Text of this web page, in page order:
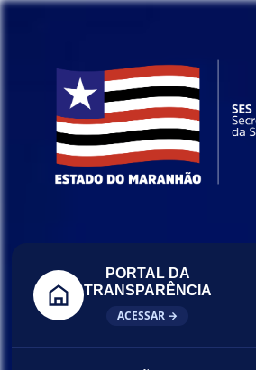
PORTAL DA
TRANSPARÊNCIA
ACESSAR →